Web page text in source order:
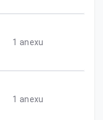
1 anexu
1 anexu